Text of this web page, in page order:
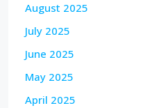
August 2025
July 2025
June 2025
May 2025
April 2025